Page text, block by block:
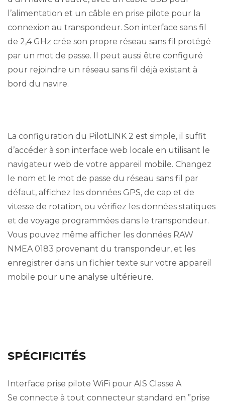
l’alimentation et un câble en prise pilote pour la
connexion au transpondeur. Son interface sans fil
de 2,4 GHz crée son propre réseau sans fil protégé
par un mot de passe. Il peut aussi être configuré
pour rejoindre un réseau sans fil déjà existant à
bord du navire.
La configuration du PilotLINK 2 est simple, il suffit
d’accéder à son interface web locale en utilisant le
navigateur web de votre appareil mobile. Changez
le nom et le mot de passe du réseau sans fil par
défaut, affichez les données GPS, de cap et de
vitesse de rotation, ou vérifiez les données statiques
et de voyage programmées dans le transpondeur.
Vous pouvez même afficher les données RAW
NMEA 0183 provenant du transpondeur, et les
enregistrer dans un fichier texte sur votre appareil
mobile pour une analyse ultérieure.
SPÉCIFICITÉS
Interface prise pilote WiFi pour AIS Classe A
Se connecte à tout connecteur standard en ”prise